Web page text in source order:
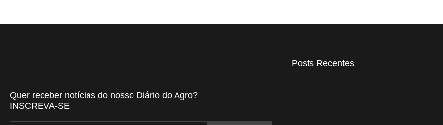
Quer receber notícias do nosso Diário do Agro?
INSCREVA-SE
Posts Recentes